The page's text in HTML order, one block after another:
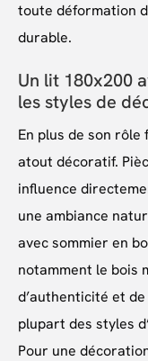
toute déformation
durable.
Un lit 180x200
les styles de
En plus de son
atout décoratif.
influence
une ambiance
avec sommier en
notamment le bois
d’authenticité et
plupart des styles
Pour une